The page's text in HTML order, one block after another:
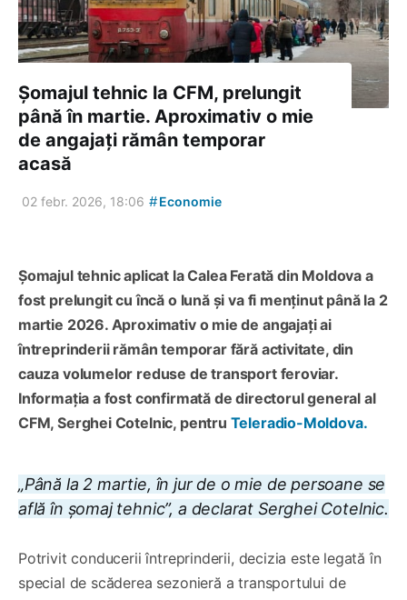
Șomajul tehnic la CFM, prelungit
până în martie. Aproximativ o mie
de angajați rămân temporar
acasă
02 febr. 2026, 18:06 #Economie
Șomajul tehnic aplicat la Calea Ferată din Moldova a
fost prelungit cu încă o lună și va fi menținut până la 2
martie 2026. Aproximativ o mie de angajați ai
întreprinderii rămân temporar fără activitate, din
cauza volumelor reduse de transport feroviar.
Informația a fost confirmată de directorul general al
CFM, Serghei Cotelnic, pentru Teleradio-Moldova.
„Până la 2 martie, în jur de o mie de persoane se
află în șomaj tehnic”, a declarat Serghei Cotelnic.
Potrivit conducerii întreprinderii, decizia este legată în
special de scăderea sezonieră a transportului de